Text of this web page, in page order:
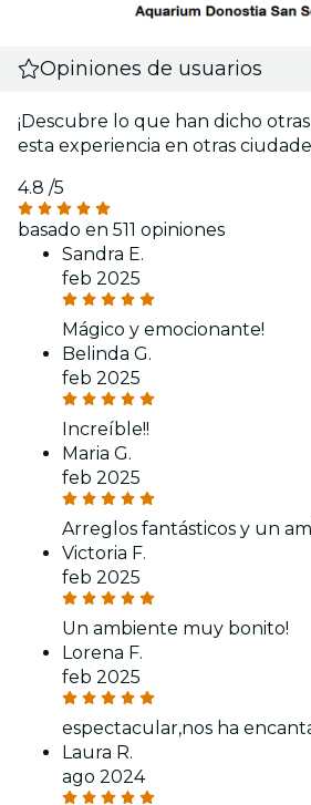
Opiniones de usuarios
¡Descubre lo que han dicho
esta experiencia en otras
4.8 /5
basado en 511 opiniones
Sandra E.
feb 2025
Mágico y emocionante!
Belinda G.
feb 2025
Increíble!!
Maria G.
feb 2025
Arreglos fantásticos y un
Victoria F.
feb 2025
Un ambiente muy bonito!
Lorena F.
feb 2025
espectacular,nos ha
Laura R.
ago 2024